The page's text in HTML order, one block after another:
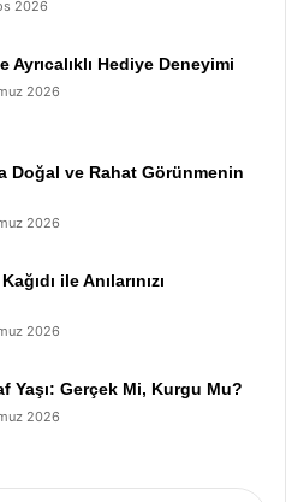
2026
Ayrıcalıklı Hediye Deneyimi
2026
Doğal ve Rahat Görünmenin
2026
ile Anılarınızı
2026
Yaşı: Gerçek Mi, Kurgu Mu?
2026